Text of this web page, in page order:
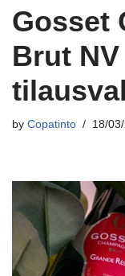
Gosset
Brut
by Copatinto 18/